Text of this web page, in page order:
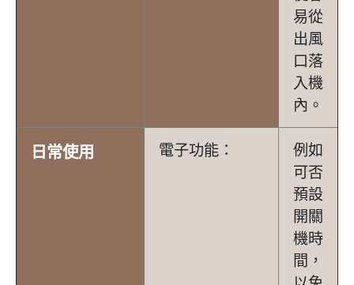
易從
出風
口落
入機
內。
日常使用 電子功能：
例如
可否
預設
開關
機時
間，